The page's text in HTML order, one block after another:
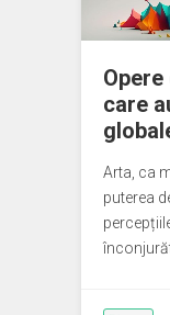
care
Arta, ca
puterea